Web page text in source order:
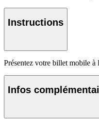
Instructions
Présentez votre billet mobile à
Infos